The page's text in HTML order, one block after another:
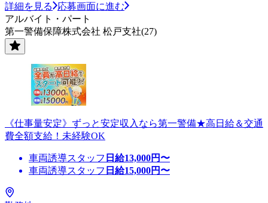
詳細を見る
応募画面に進む
アルバイト・パート
第一警備保障株式会社 松戸支社(27)
《仕事量安定》ずっと安定収入なら第一警備★高日給＆交通
費全額支給！未経験OK
車両誘導スタッフ 日給13,000円〜
車両誘導スタッフ 日給15,000円〜